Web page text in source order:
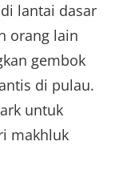
lantai dasar
orang lain
gembok
di pulau.
untuk
makhluk